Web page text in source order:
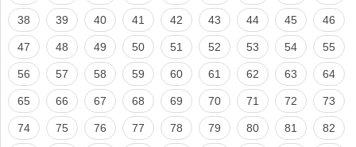
38 39 40 41 42 43 44 45 46
47 48 49 50 51 52 53 54 55
56 57 58 59 60 61 62 63 64
65 66 67 68 69 70 71 72 73
74 75 76 77 78 79 80 81 82